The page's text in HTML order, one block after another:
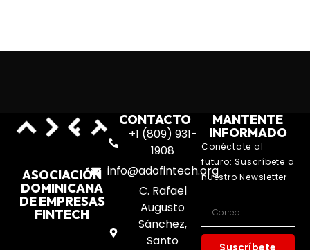
ASOCIACIÓN
DOMINICANA
DE EMPRESAS
FINTECH
CONTACTO
+1 (809) 931-
1908
info@adofintech.org
C. Rafael
Augusto
Sánchez,
Santo
MANTENTE
INFORMADO
Conéctate al
futuro: Suscríbete a
nuestro Newsletter